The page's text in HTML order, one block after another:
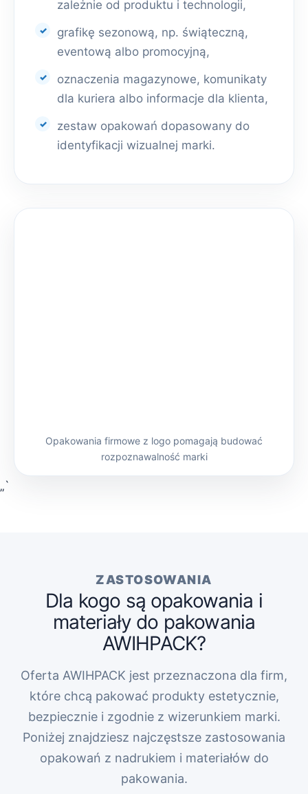
zależnie od produktu i technologii,
grafikę sezonową, np. świąteczną,
eventową albo promocyjną,
oznaczenia magazynowe, komunikaty
dla kuriera albo informacje dla klienta,
zestaw opakowań dopasowany do
identyfikacji wizualnej marki.
Opakowania firmowe z logo pomagają budować
rozpoznawalność marki
„`
ZASTOSOWANIA
Dla kogo są opakowania i
materiały do pakowania
AWIHPACK?
Oferta AWIHPACK jest przeznaczona dla firm,
które chcą pakować produkty estetycznie,
bezpiecznie i zgodnie z wizerunkiem marki.
Poniżej znajdziesz najczęstsze zastosowania
opakowań z nadrukiem i materiałów do
pakowania.